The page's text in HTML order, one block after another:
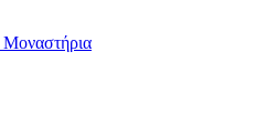
Μοναστήρια